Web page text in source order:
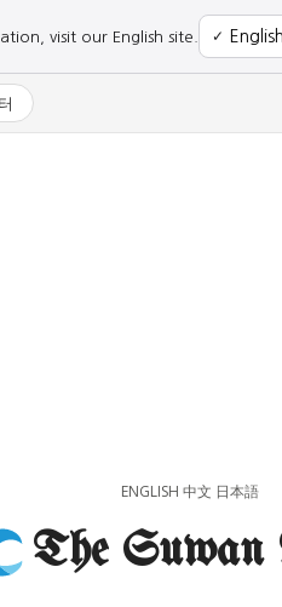
visit our English site. ✓
ENGLISH 中文 日本語
The Suwan